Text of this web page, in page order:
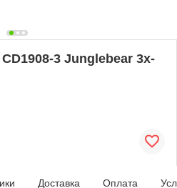
3 Junglebear 3х-
Доставка Оплата